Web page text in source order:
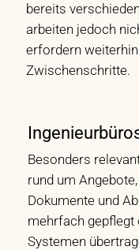
bereits
arbeiten jedoch
erfordern
Zwischenschritte.
Besonders
rund um
Dokumente und
mehrfach gepflegt
Systemen